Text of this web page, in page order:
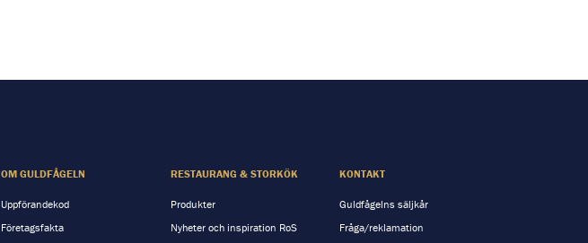
OM GULDFÅGELN
Uppförandekod
Företagsfakta
RESTAURANG & STORKÖK
Produkter
Nyheter och inspiration RoS
KONTAKT
Guldfågelns säljkår
Fråga/reklamation